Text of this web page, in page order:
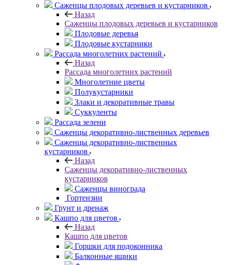
Саженцы плодовых деревьев и кустарников
Назад
Саженцы плодовых деревьев и кустарников
Плодовые деревья
Плодовые кустарники
Рассада многолетних растений
Назад
Рассада многолетних растений
Многолетние цветы
Полукустарники
Злаки и декоративные травы
Суккуленты
Рассада зелени
Саженцы декоративно-лиственных деревьев
Саженцы декоративно-лиственных
кустарников
Назад
Саженцы декоративно-лиственных
кустарников
Саженцы винограда
Гортензии
Грунт и дренаж
Кашпо для цветов
Назад
Кашпо для цветов
Горшки для подоконника
Балконные ящики